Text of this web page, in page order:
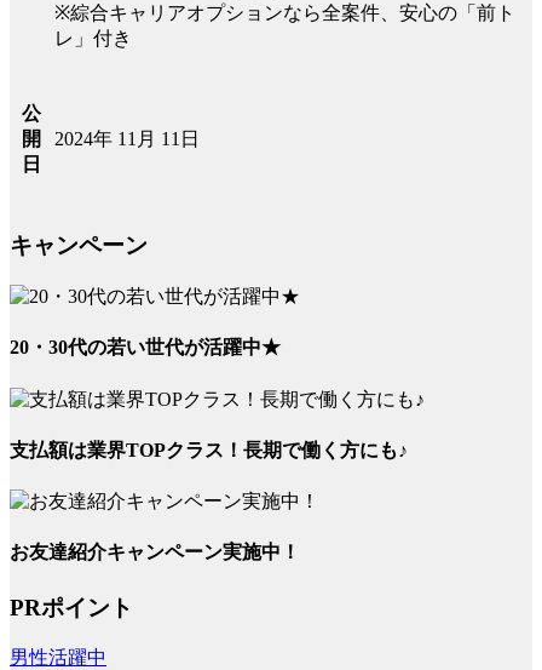
※綜合キャリアオプションなら全案件、安心の「前ト
レ」付き
公
開
日
2024年 11月 11日
キャンペーン
20・30代の若い世代が活躍中★
支払額は業界TOPクラス！長期で働く方にも♪
お友達紹介キャンペーン実施中！
PRポイント
男性活躍中